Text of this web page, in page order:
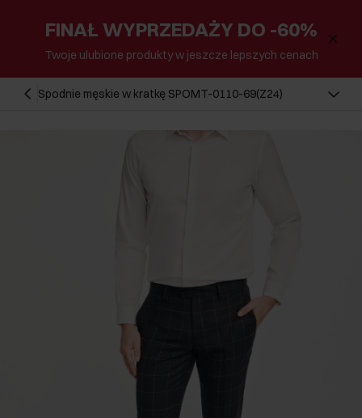
FINAŁ WYPRZEDAŻY DO -60%
Twoje ulubione produkty w jeszcze lepszych cenach
Spodnie męskie w kratkę SPOMT-0110-69(Z24)